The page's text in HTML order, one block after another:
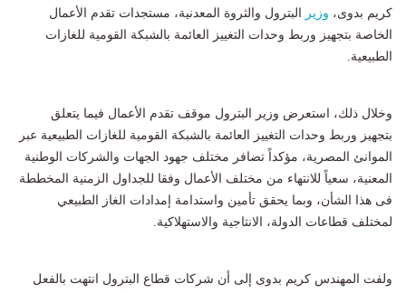
كريم بدوى، وزير
البترول والثروة المعدنية، مستجدات تقدم الأعمال
الخاصة بتجهيز وربط وحدات التغييز العائمة بالشبكة القومية للغازات
الطبيعية.
وخلال ذلك، استعرض وزير البترول موقف تقدم الأعمال فيما يتعلق
بتجهيز وربط وحدات التغييز العائمة بالشبكة القومية للغازات الطبيعية عبر
الموانئ المصرية، مؤكداً تضافر مختلف جهود الجهات والشركات الوطنية
المعنية، سعياً للانتهاء من مختلف الأعمال وفقا للجداول الزمنية المخططة
فى هذا الشأن، وبما يحقق تأمين واستدامة إمدادات الغاز الطبيعي
لمختلف قطاعات الدولة، الانتاجية والاستهلاكية.
ولفت المهندس كريم بدوى إلى أن شركات قطاع البترول انتهت بالفعل